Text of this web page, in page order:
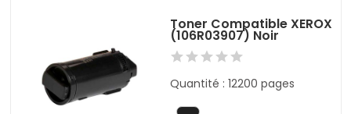
Toner Compatible XEROX
(106R03907) Noir
Quantité : 12200 pages